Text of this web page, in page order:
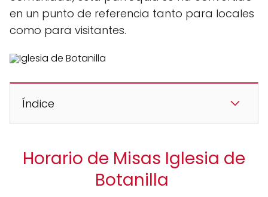
en un punto de referencia tanto para locales
como para visitantes.
Índice
Horario de Misas Iglesia de
Botanilla